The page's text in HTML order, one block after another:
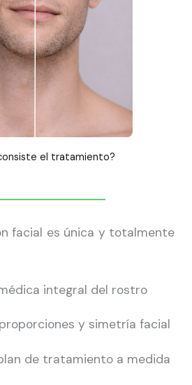
el tratamiento?
facial es única y totalmente
integral del rostro
y simetría facial
de tratamiento a medida